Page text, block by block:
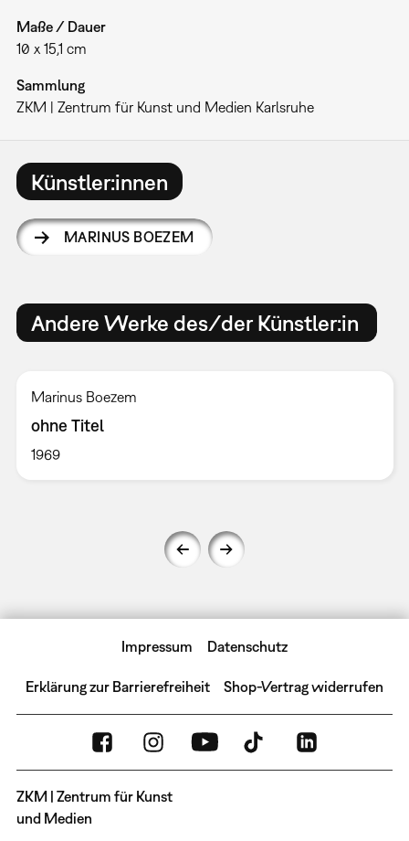
Maße / Dauer
10 x 15,1 cm
Sammlung
ZKM | Zentrum für Kunst und Medien Karlsruhe
Künstler:innen
MARINUS BOEZEM
Andere Werke des/der Künstler:in
Marinus Boezem
ohne Titel
1969
Impressum Datenschutz
Erklärung zur Barrierefreiheit Shop-Vertrag widerrufen
ZKM | Zentrum für Kunst
und Medien